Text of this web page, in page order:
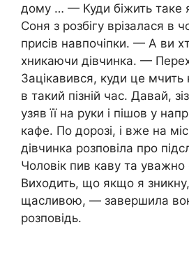
дому … — Куди біжить таке
Соня з розбігу врізалася в
присів навпочіпки. — А ви
хникаючи дівчинка. —
Зацікавився, куди це мчить
в такий пізній час. Давай,
узяв її на руки і пішов у
кафе. По дорозі, і вже на
дівчинка розповіла про
Чоловік пив каву та уважно
Виходить, що якщо я
щасливою, — завершила
розповідь.